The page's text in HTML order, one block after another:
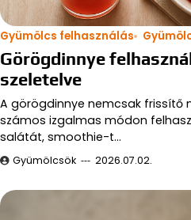
Gyümölcs felhasználás
Görögdinnye
szeletelve
A görögdinnye nemcsak frissítő
számos izgalmas módon
salátát, smoothie-t…
Gyümölcsök 2026.07.02.